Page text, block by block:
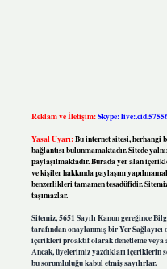
Reklam ve İletişim:Skype:
Yasal Uyarı:Bu internet sitesi, herhangi
bağlantısı bulunmamaktadır. Sitede
paylaşılmaktadır. Burada yer alan
ve kişiler hakkında paylaşım
benzerlikleri tamamen tesadüfidir.
taşımazlar.
Sitemiz, 5651 Sayılı Kanun gereğince
tarafından onaylanmış bir Yer
içerikleri proaktif olarak denetleme veya
Ancak, üyelerimiz yazdıkları içeriklerin
bu sorumluluğu kabul etmiş sayılırlar.